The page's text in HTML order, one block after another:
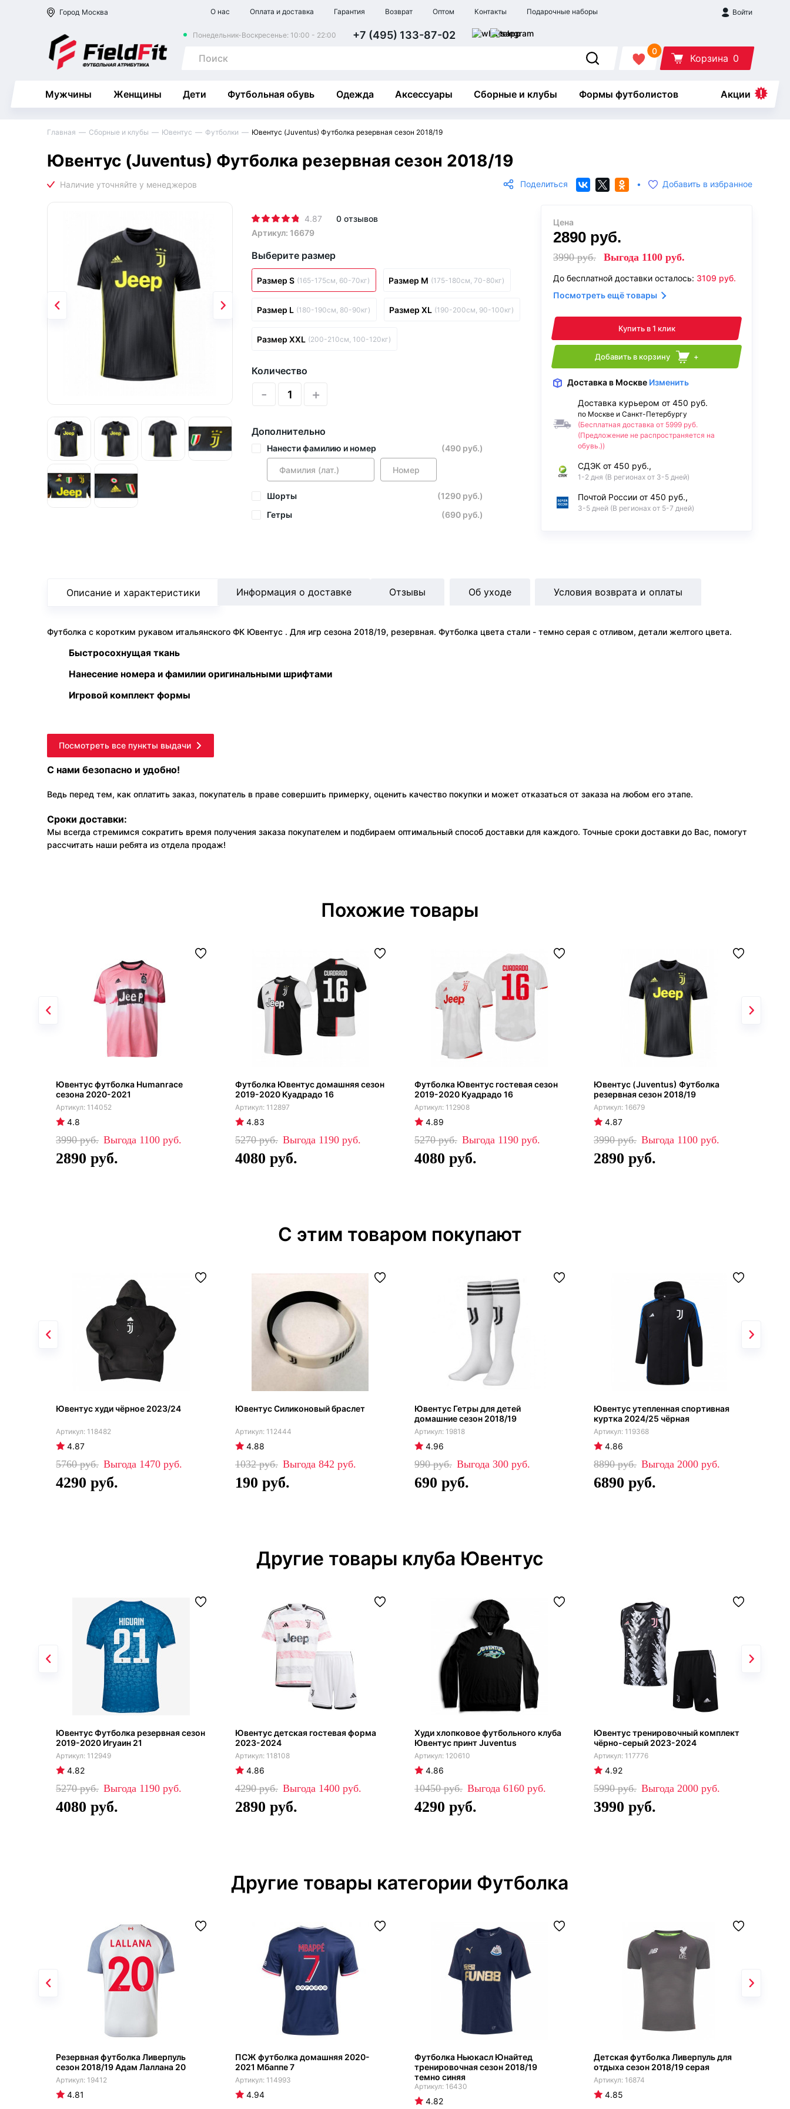
Город Москва О нас Оплата и доставка Гарантия Возврат Оптом Контакты Подарочные наборы Войти
Понедельник-Воскресенье: 10:00 - 22:00 +7 (495) 133-87-02
0
Корзина 0
Мужчины Женщины Дети Футбольная обувь Одежда Аксессуары Сборные и клубы Формы футболистов Акции
Главная Сборные и клубы Ювентус Футболки Ювентус (Juventus) Футболка резервная сезон 2018/19
Ювентус (Juventus) Футболка резервная сезон 2018/19
Поделиться • Добавить в избранное
4.87
0 отзывов
Артикул: 16679
Выберите размер
Размер S (165-175см, 60-70кг) Размер M (175-180см, 70-80кг)
Размер L (180-190см, 80-90кг) Размер XL (190-200см, 90-100кг)
Размер XXL (200-210см, 100-120кг)
Количество
- +
Дополнительно
Нанести фамилию и номер (490 руб.)
Шорты
(1290 руб.)
Гетры
(690 руб.)
Цена
2890 руб.
3990руб. Выгода 1100 руб.
До бесплатной доставки осталось: 3109 руб.
Посмотреть ещё товары
Купить в 1 клик
Добавить в корзину +
Доставка в Москве Изменить
Доставка курьером от 450 руб.
по Москве и Санкт-Петербургу
(Бесплатная доставка от 5999 руб.
(Предложение не распространяется на
обувь.))
СДЭК от 450 руб.,
1-2 дня (В регионах от 3-5 дней)
Почтой России от 450 руб.,
3-5 дней (В регионах от 5-7 дней)
Описание и характеристики
Футболка с коротким рукавом итальянского ФК Ювентус . Для игр сезона 2018/19, резервная. Футболка цвета стали - темно серая с отливом, детали желтого цвета.
Быстросохнущая ткань
Нанесение номера и фамилии оригинальными шрифтами
Игровой комплект формы
Информация о доставке Отзывы Об уходе Условия возврата и оплаты
Посмотреть все пункты выдачи
С нами безопасно и удобно!
Ведь перед тем, как оплатить заказ, покупатель в праве совершить примерку, оценить качество покупки и может отказаться от заказа на любом его этапе.
Сроки доставки:
Мы всегда стремимся сократить время получения заказа покупателем и подбираем оптимальный способ доставки для каждого. Точные сроки доставки до Вас, помогут
рассчитать наши ребята из отдела продаж!
Похожие товары
Ювентус футболка Humanrace
сезона 2020-2021
114052
4.8
3990 1100
2890
Футболка Ювентус домашняя сезон
2019-2020 Куадрадо 16
112897
4.83
5270 1190
4080
Футболка Ювентус гостевая сезон
2019-2020 Куадрадо 16
112908
4.89
5270 1190
4080
Ювентус (Juventus) Футболка
резервная сезон 2018/19
16679
4.87
3990 1100
2890
С этим товаром покупают
Ювентус худи чёрное 2023/24
118482
4.87
5760 1470
4290
Ювентус Силиконовый браслет
112444
4.88
1032 842
190
Ювентус Гетры для детей
домашние сезон 2018/19
19818
4.96
990 300
690
Ювентус утепленная спортивная
куртка 2024/25 чёрная
119368
4.86
8890 2000
6890
Другие товары клуба Ювентус
Ювентус Футболка резервная сезон
2019-2020 Игуаин 21
112949
4.82
5270 1190
4080
Ювентус детская гостевая форма
2023-2024
118108
4.86
4290 1400
2890
Худи хлопковое футбольного клуба
Ювентус принт Juventus
120610
4.86
10450 6160
4290
Ювентус тренировочный комплект
чёрно-серый 2023-2024
117776
4.92
5990 2000
3990
Другие товары категории Футболка
Резервная футболка Ливерпуль
сезон 2018/19 Адам Лаллана 20
19412
4.81
ПСЖ футболка домашняя 2020-
2021 Мбаппе 7
114993
4.94
Футболка Ньюкасл Юнайтед
тренировочная сезон 2018/19
темно синяя
16430
4.82
Детская футболка Ливерпуль для
отдыха сезон 2018/19 серая
16874
4.85